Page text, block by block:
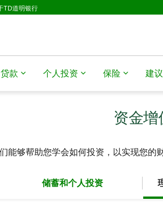
TD道明银行
款 个人投资 保险 建议
资金增
能够帮助您学会如何投资，以实现您的
储蓄和个人投资